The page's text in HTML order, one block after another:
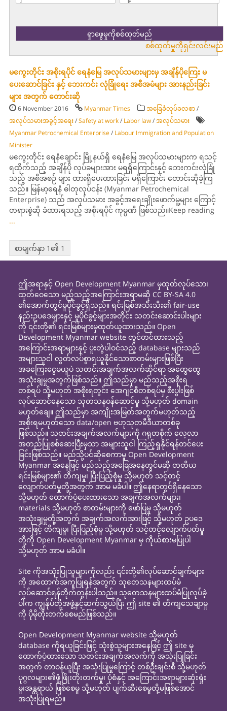
စစ်ထုတ်မှုကိုရှင်းလင်းမည်
မကွေးတိုင်း အစိုးရပိုင် ရေနံမြေ အလုပ်သမားများမှ အချိန််ပိုကြေး မ
ပေးဆောင်ခြင်း နှင့် ဘေးကင်း လုံခြုံရေး အစီအမံများ အားနည်းခြင်း
များ အတွက် တောင်းဆို
6 November 2016 Myanmar Times အခြေခံလုပ်ခလစာ/
အလုပ်သမားအခွင့်အရေး/Safety at work/ Labor law/အလုပ်သမား
Myanmar Petrochemical Enterprise/ Labour Immigration and Population
Minister
မကွေးတိုင်း ရေနံချောင်း မြို့နယ်ရှိ ရေနံမြေ အလုပ်သမားများက ရသင့်
ရထိုက်သည့် အချိန်ပို လုပ်ခများအား မရရှိကြောင်းနှင့် ဘေးကင်းလုံခြုံ
သည့် အစီအစဉ် များ ထားရှိပေးထားခြင်း မရှိကြောင်း တောင်းဆိုခဲ့ကြ
သည်။ မြန်မာ့ရေနံ ဓါတုလုပ်ငန်း (Myanmar Petrochemical
Enterprise) သည် အလုပ်သမား အခွင့်အရေးချိုးဖောက်မူ့များ ကြောင့်
တရားစွဲဆို ခံထားရသည့် အစိုးရပိုင် ကုမ္ပဏီ ဖြစ်သည်။Keep reading
...
စာမျက်နှာ 1၏ 1
ဤအရာနှင့် Open Development Myanmar မှထုတ်လုပ်သော၊
ထုတ်ဝေသော မည့်သည့်အကြောင်းအရာမဆို CC BY-SA 4.0
၏အောက်တွင်မူပိုင်ခွင့်ရှိသည်။ ရင်းမြစ်အသီးသီး၏ fair-use
နည်းဥပဒေများနှင့် မူပိုင်ခွင့်များအတိုင်း သတင်းဆောင်းပါးများ
ကို ၎င်းတို့၏ ရင်းမြစ်များမှထုတ်ယူထားသည်။ Open
Development Myanmar website တွင်တင်ထားသည့်
အကြောင်းအရာများနှင့် ပူးတွဲပါဝင်သည့် database များသည်
အများသူငါ လွတ်လပ်စွာရယူနိုင်သောစာတမ်းများဖြစ်ပြီး
အခကြေးငွေမယူပဲ သတင်းအချက်အလက်ဆိုင်ရာ အထွေထွေ
အသုံးချမှုအတွက်ဖြစ်သည်။ ဤသည်မှာ မည်သည့်အစိုးရ
တစ်ရပ် သို့မဟုတ် အစိုးရတွင်း အေဂျင်စီတစ်ရပ်မှ စီးပွါးဖြစ်
လုပ်ဆောင်နေသော သုတသနဝန်ဆောင်မှု သို့မဟုတ် domain
မဟုတ်ချေ။ ဤသည်မှာ အကျိုးအမြတ်အတွက်မဟုတ်သည့်
အစိုးရမဟုတ်သော data/open ဗဟုသုတမီဒီယာတစ်ခု
ဖြစ်သည်။ သတင်းအချက်အလက်များကို ဂရုတစိုက် လေ့လာ
အတည်ပြုစစ်ဆေးပြီးမှသာ အများသူငါ ကြည့်ရှုနိုင်ရန်တင်ပေး
ခြင်းဖြစ်သည်။ မည်သို့ပင်ဆိုစေကာမူ Open Development
Myanmar အနေဖြင့် မည်သည့်အခြေအနေတွင်မဆို တတိယ
ရင်းမြစ်များ၏ တိကျမှု၊ ပြီးပြည့်စုံမှု သို့မဟုတ် သင့်တင့်
လျောက်ပတ်မှုတို့အတွက် အာမ မခံပါ။ ဤနေရာတွင်ရှိနေသော
သို့မဟုတ် ထောက်ပံ့ပေးထားသော အချက်အလက်များ၊
materials သို့မဟုတ် စာတမ်းများကို ဖော်ပြမှု သို့မဟုတ်
အသုံးချမှုတို့အတွက် အချက်အလက်အားဖြင့် သို့မဟုတ် ဥပဒေ
အားဖြင့် တိကျမှု၊ ပြီးပြည့်စုံမှု သို့မဟုတ် သင့်တင့်လျောက်ပတ်မှု
တို့ကို Open Development Myanmar မှ ကိုယ်စားမပြုပါ
သို့မဟုတ် အာမ မခံပါ။
Site ကိုအသုံးပြုသူများကိုလည်း ၎င်းတို့၏လုပ်ဆောင်ချက်များ
ကို အထောက်အကူပြုရန်အတွက် သုတေသနများထပ်မံ
လုပ်ဆောင်ရန်တိုက်တွန်းပါသည်။ သုတေသနများထပ်မံပြုလုပ်ခဲ့
ပါက ကျွန်ုပ်တို့အဖွဲ့နှင့်ဆက်သွယ်ပြီး ဤ site ၏ တိကျသေချာမှု
ကို ပိုမိုတိုးတက်စေမည်ဖြစ်သည်။
Open Development Myanmar website သို့မဟုတ်
database ကိုရယူခြင်းဖြင့် သုံးစွဲသူများအနေဖြင့် ဤ site မှ
ထောက်ပံ့ထားသော သတင်းအချက်အလက်ကို အသုံးပြုခြင်း
အတွက် တာဝန်ယူပြီး အသုံးပြုမှုကြောင့် တစ်ဦးချင်းစီ သို့မဟုတ်
ပုဂ္ဂလများ၏ဖွံ့ဖြိုးတိုးတက်မှု၊ ပုံစံနှင့် အကြောင်းအရာများဆုံးရှုံး
မှု၊အန္တရာယ် ဖြစ်စေမှု သို့မဟုတ် ပျက်ဆီးစေမှုတို့မဖြစ်အောင်
အသုံးပြုရမည်။